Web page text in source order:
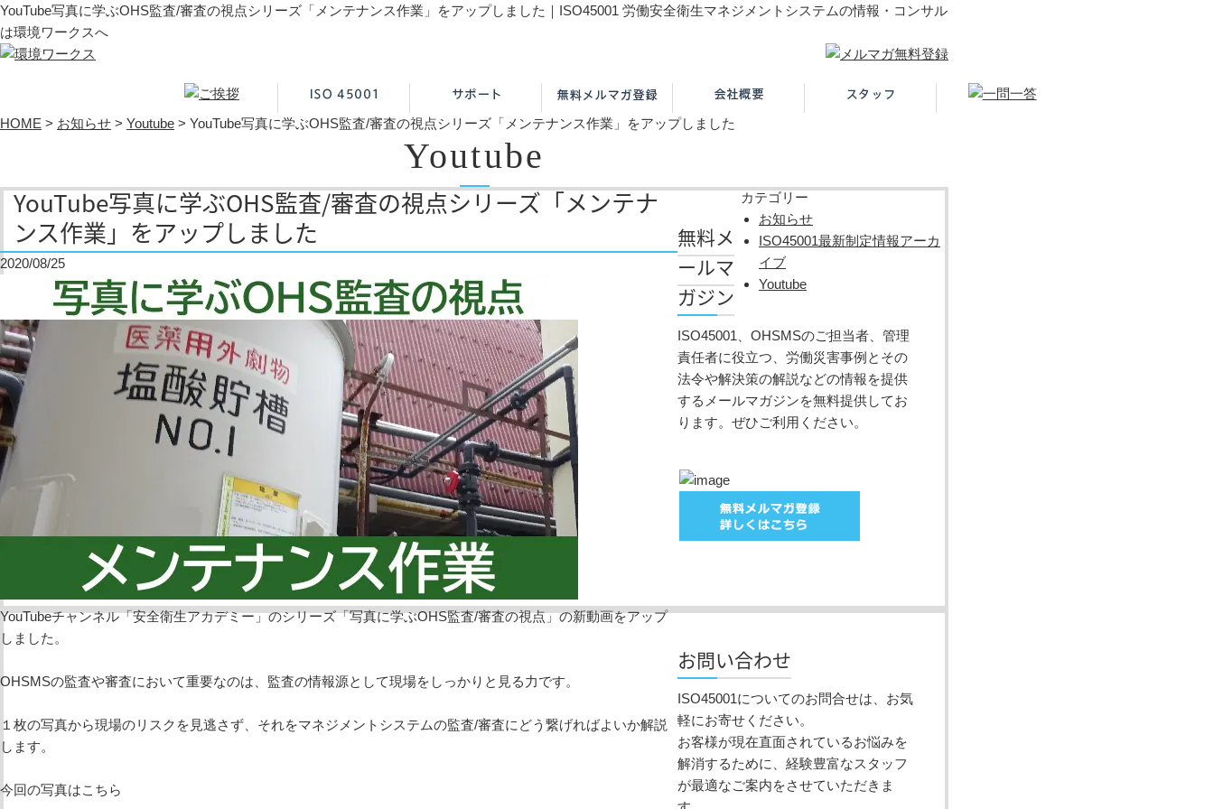
YouTube写真に学ぶOHS監査/審査の視点シリーズ「メンテナンス作業」をアップしました｜ISO45001 労働安全衛生マネジメントシステムの情報・コンサル
は環境ワークスへ
HOME > お知らせ > Youtube > YouTube写真に学ぶOHS監査/審査の視点シリーズ「メンテナンス作業」をアップしました
Youtube
YouTube写真に学ぶOHS監査/審査の視点シリーズ「メンテナ
ンス作業」をアップしました
2020/08/25
YouTubeチャンネル「安全衛生アカデミー」のシリーズ「写真に学ぶOHS監査/審査の視点」の新動画をアップ
しました。
OHSMSの監査や審査において重要なのは、監査の情報源として現場をしっかりと見る力です。
１枚の写真から現場のリスクを見逃さず、それをマネジメントシステムの監査/審査にどう繋げればよいか解説
します。
今回の写真はこちら
カテゴリー
お知らせ
ISO45001最新制定情報アーカ
イブ
Youtube
無料メ
ールマ
ガジン
ISO45001、OHSMSのご担当者、管理
責任者に役立つ、労働災害事例とその
法令や解決策の解説などの情報を提供
するメールマガジンを無料提供してお
ります。ぜひご利用ください。
お問い合わせ
ISO45001についてのお問合せは、お気
軽にお寄せください。
お客様が現在直面されているお悩みを
解消するために、経験豊富なスタッフ
が最適なご案内をさせていただきま